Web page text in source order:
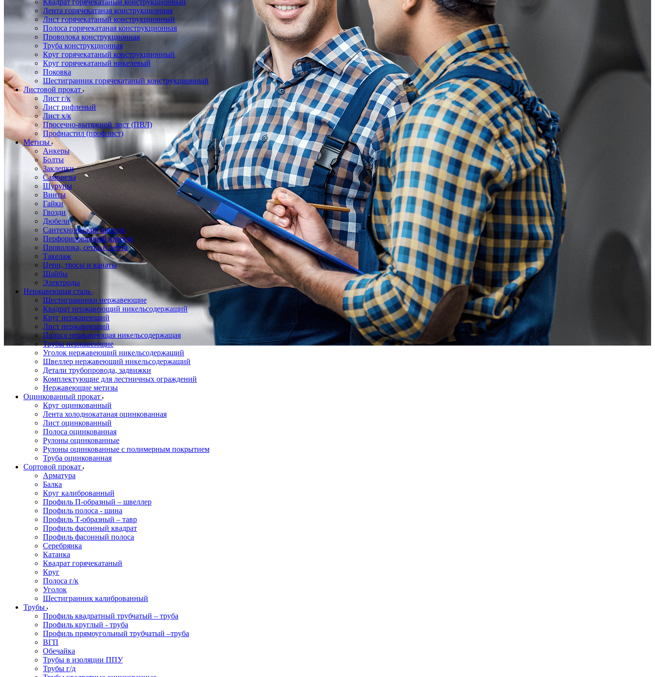
Квадрат горячекатаный конструкционный
Лента горячекатаная конструкционная
Лист горячекатаный конструкционный
Полоса горячекатаная конструкционная
Проволока конструкционная
Труба конструкционная
Круг горячекатаный конструкционный
Круг горячекатаный никелевый
Поковка
Шестигранник горячекатаный конструкционный
Листовой прокат
Лист г/к
Лист рифленый
Лист х/к
Просечно-вытяжной лист (ПВЛ)
Профнастил (профлист)
Метизы
Анкеры
Болты
Заклепки
Саморезы
Шурупы
Винты
Гайки
Гвозди
Дюбели
Сантехнический крепеж
Перфорированный крепеж
Проволока, сетка и лента
Такелаж
Цепи, тросы и канаты
Шайбы
Электроды
Нержавеющая сталь
Шестигранники нержавеющие
Квадрат нержавеющий никельсодержащий
Круг нержавеющий
Лист нержавеющий
Полоса нержавеющая никельсодержащая
Трубы нержавеющие
Уголок нержавеющий никельсодержащий
Швеллер нержавеющий никельсодержащий
Детали трубопровода, задвижки
Комплектующие для лестничных ограждений
Нержавеющие метизы
Оцинкованный прокат
Круг оцинкованный
Лента холоднокатаная оцинкованная
Лист оцинкованный
Полоса оцинкованная
Рулоны оцинкованные
Рулоны оцинкованные с полимерным покрытием
Труба оцинкованная
Сортовой прокат
Арматура
Балка
Круг калиброванный
Профиль П-образный – швеллер
Профиль полоса - шина
Профиль Т-образный – тавр
Профиль фасонный квадрат
Профиль фасонный полоса
Серебрянка
Катанка
Квадрат горячекатаный
Круг
Полоса г/к
Уголок
Шестигранник калиброванный
Трубы
Профиль квадратный трубчатый – труба
Профиль круглый - труба
Профиль прямоугольный трубчатый –труба
ВГП
Обечайка
Трубы в изоляции ППУ
Трубы г/д